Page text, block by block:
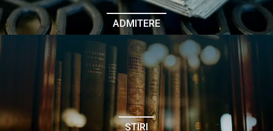
Erasmus & Internațional
Despre Facultate
ADMITERE
ȘTIRI